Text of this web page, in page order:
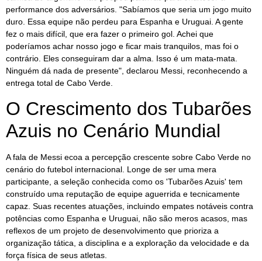
performance dos adversários. "Sabíamos que seria um jogo muito
duro. Essa equipe não perdeu para Espanha e Uruguai. A gente
fez o mais difícil, que era fazer o primeiro gol. Achei que
poderíamos achar nosso jogo e ficar mais tranquilos, mas foi o
contrário. Eles conseguiram dar a alma. Isso é um mata-mata.
Ninguém dá nada de presente", declarou Messi, reconhecendo a
entrega total de Cabo Verde.
O Crescimento dos Tubarões
Azuis no Cenário Mundial
A fala de Messi ecoa a percepção crescente sobre Cabo Verde no
cenário do futebol internacional. Longe de ser uma mera
participante, a seleção conhecida como os 'Tubarões Azuis' tem
construído uma reputação de equipe aguerrida e tecnicamente
capaz. Suas recentes atuações, incluindo empates notáveis contra
potências como Espanha e Uruguai, não são meros acasos, mas
reflexos de um projeto de desenvolvimento que prioriza a
organização tática, a disciplina e a exploração da velocidade e da
força física de seus atletas.